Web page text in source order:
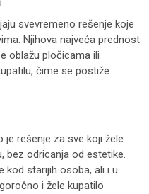
svevremeno rešenje koje
Njihova najveća prednost
oblažu pločicama ili
čime se postiže
je rešenje za sve koji žele
bez odricanja od estetike.
kod starijih osoba, ali i u
i žele kupatilo